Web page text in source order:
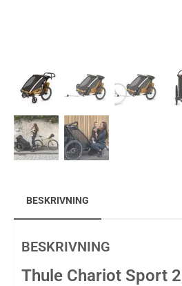
BESKRIVNING
BESKRIVNING
Thule Chariot Sport